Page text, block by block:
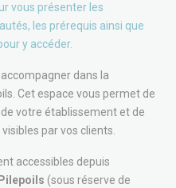
vous présenter les
les prérequis ainsi que
y accéder.
dans la
Cet espace vous permet de
votre établissement et de
par vos clients.
accessibles depuis
(sous réserve de